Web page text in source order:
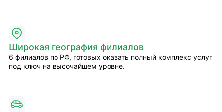
Широкая география филиалов
6 филиалов по РФ, готовых оказать полный комплекс услуг
под ключ на высочайшем уровне.